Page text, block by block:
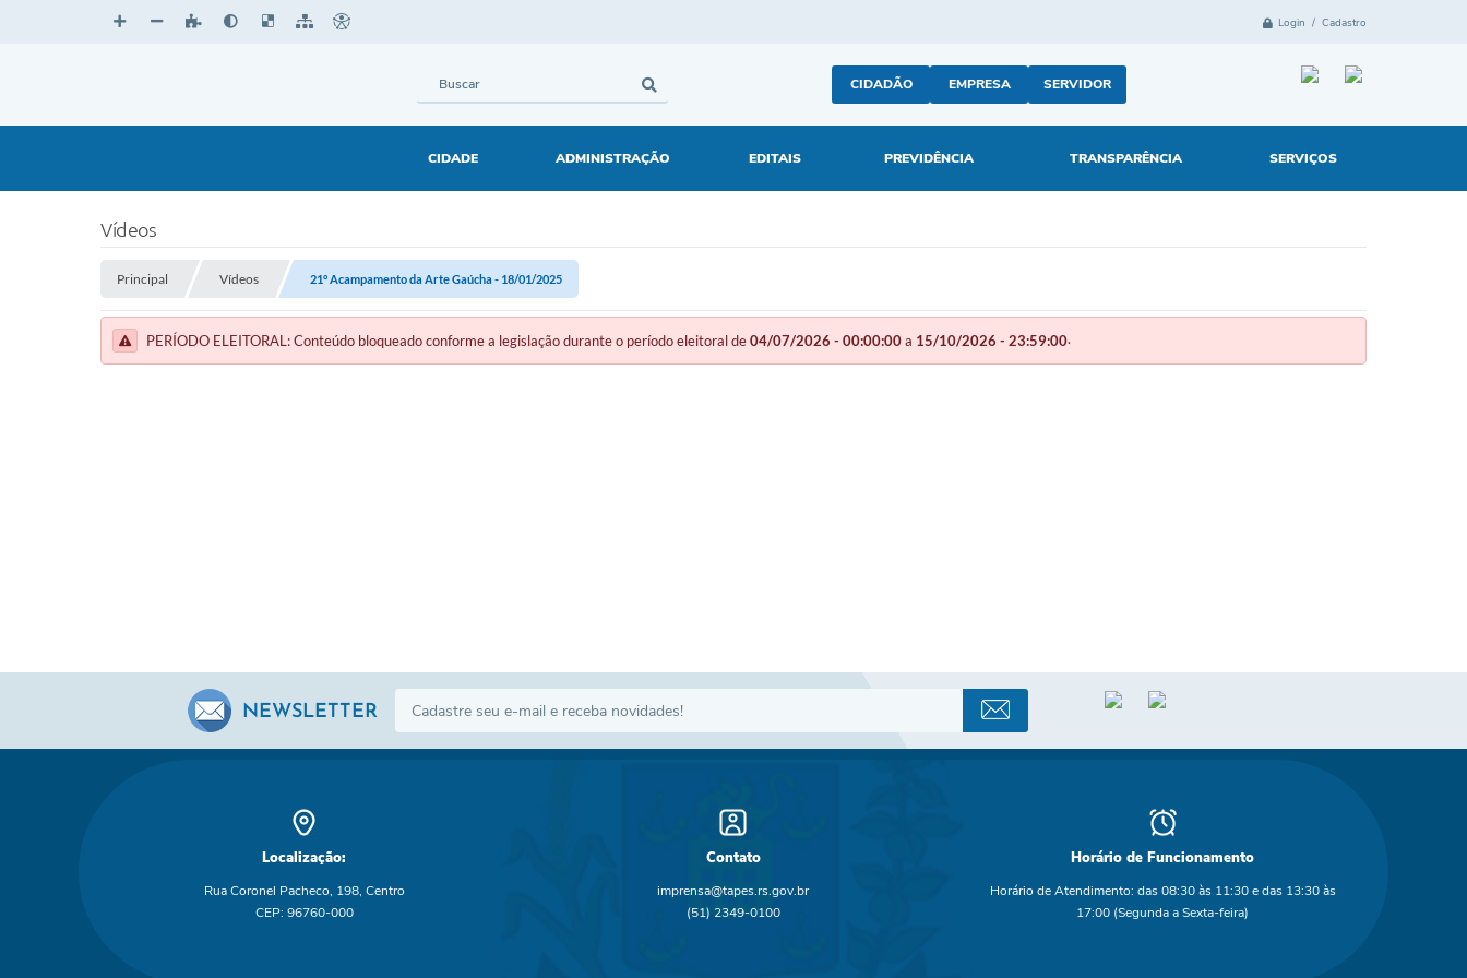
Login / Cadastro
CIDADÃO EMPRESA SERVIDOR
CIDADE ADMINISTRAÇÃO EDITAIS PREVIDÊNCIA TRANSPARÊNCIA SERVIÇOS
Vídeos
Principal Vídeos 21° Acampamento da Arte Gaúcha - 18/01/2025
PERÍODO ELEITORAL: Conteúdo bloqueado conforme a legislação durante o período eleitoral de04/07/2026 - 00:00:00a 15/10/2026 - 23:59:00.
NEWSLETTER
Localização:
Rua Coronel Pacheco, 198, Centro
CEP: 96760-000
Contato
imprensa@tapes.rs.gov.br
(51) 2349-0100
Horário de Funcionamento
Horário de Atendimento: das 08:30 às 11:30 e das 13:30 às
17:00 (Segunda a Sexta-feira)